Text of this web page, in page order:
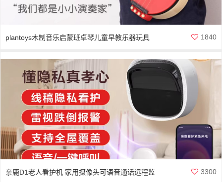
plantoys木制音乐启蒙班卓琴儿童早教乐器玩具 1840
亲鹿D1老人看护机 家用摄像头可语音通话远程监 3300